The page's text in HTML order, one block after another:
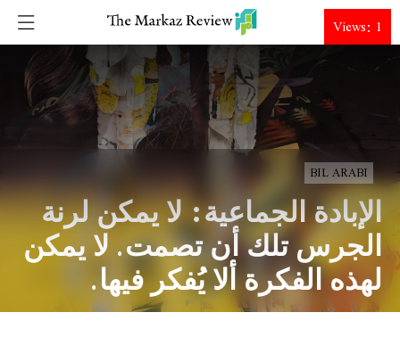
DONATE
BIL ARABI
ﺍﻹﺑﺎﺩﺓ ﺍﻟﺠﻤﺎﻋﻴﺔ: ﻻ ﻳﻤﻜﻦ ﻟﺮﻧﺔ
ﺍﻟﺠﺮﺱ ﺗﻠﻚ ﺃﻥ ﺗﺼﻤﺖ. ﻻ ﻳﻤﻜﻦ
ﻟﻬﺬﻩ ﺍﻟﻔﻜﺮﺓ ﺃﻻ ﻳُﻔﻜﺮ ﻓﻴﻬﺎ.
Views: 1